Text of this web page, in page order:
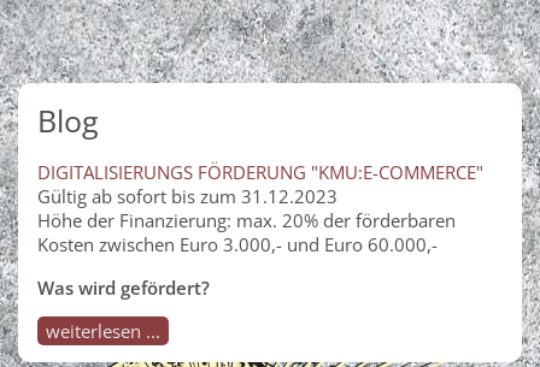
Blog
DIGITALISIERUNGS FÖRDERUNG "KMU:E-COMMERCE"
Gültig ab sofort bis zum 31.12.2023
Höhe der Finanzierung: max. 20% der förderbaren
Kosten zwischen Euro 3.000,- und Euro 60.000,-
Was wird gefördert?
weiterlesen ...